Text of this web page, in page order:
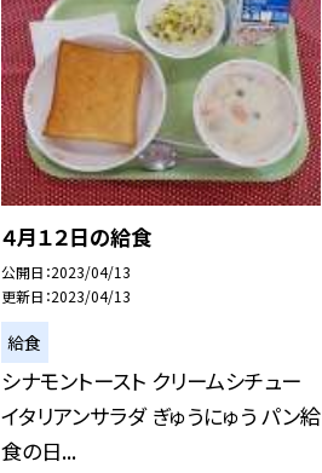
４月１２日の給食
公開日 2023/04/13
更新日 2023/04/13
給食
シナモントースト クリームシチュー
イタリアンサラダ ぎゅうにゅう パン給
食の日...